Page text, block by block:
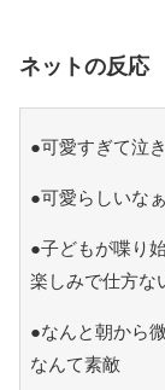
ネットの反応
●可愛すぎて泣
●可愛らしいな
●子どもが喋り
楽しみで仕方な
●なんと朝から
なんて素敵